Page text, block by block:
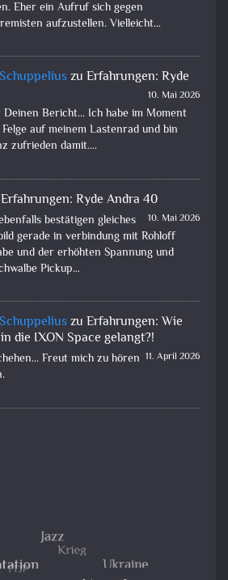
Eher ein Aufruf sich gegen
aufzustellen. Vielleicht…
zu Erfahrungen: Ryde
10. Mai 2026
Bericht... Ich habe im Moment
Felge auf meinem Lastenrad und bin
zufrieden damit.…
Erfahrungen: Ryde Andra 40
10. Mai 2026
bestätigen gleiches
gerade in verbindung mit Rohloff
und der erhöhten Spannung und
Pickup…
zu Erfahrungen: Wie
die IXON Space gelangt?!
11. April 2026
Freut mich zu hören